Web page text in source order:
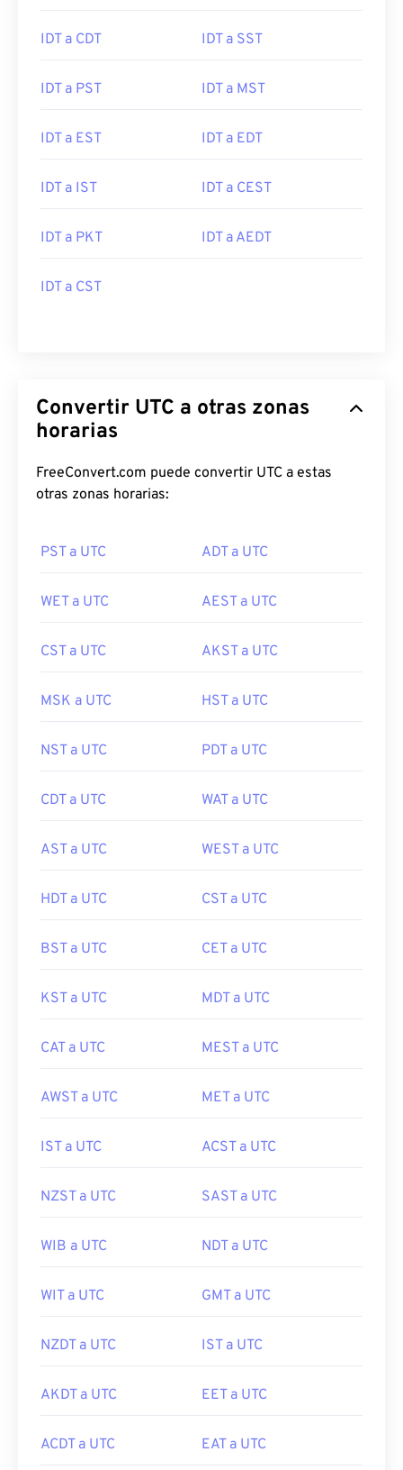
IDT a CDT IDT a SST
IDT a PST IDT a MST
IDT a EST IDT a EDT
IDT a IST IDT a CEST
IDT a PKT IDT a AEDT
IDT a CST
Convertir UTC a otras zonas
horarias
FreeConvert.com puede convertir UTC a estas
otras zonas horarias:
PST a UTC ADT a UTC
WET a UTC AEST a UTC
CST a UTC AKST a UTC
MSK a UTC HST a UTC
NST a UTC PDT a UTC
CDT a UTC WAT a UTC
AST a UTC WEST a UTC
HDT a UTC CST a UTC
BST a UTC CET a UTC
KST a UTC MDT a UTC
CAT a UTC MEST a UTC
AWST a UTC MET a UTC
IST a UTC ACST a UTC
NZST a UTC SAST a UTC
WIB a UTC NDT a UTC
WIT a UTC GMT a UTC
NZDT a UTC IST a UTC
AKDT a UTC EET a UTC
ACDT a UTC EAT a UTC